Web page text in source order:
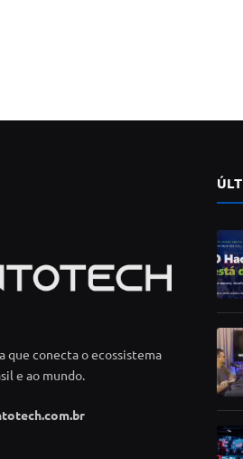
que conecta o ecossistema
e ao mundo.